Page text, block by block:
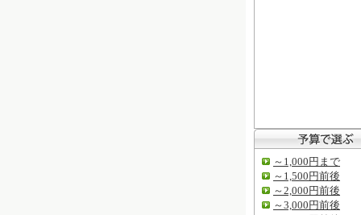
～1,000円まで
～1,500円前後
～2,000円前後
～3,000円前後